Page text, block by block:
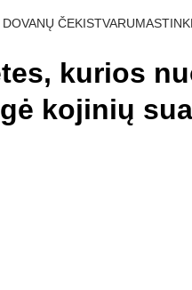
DOVANŲ ČEKISTVARUMAS
kurios
kojinių